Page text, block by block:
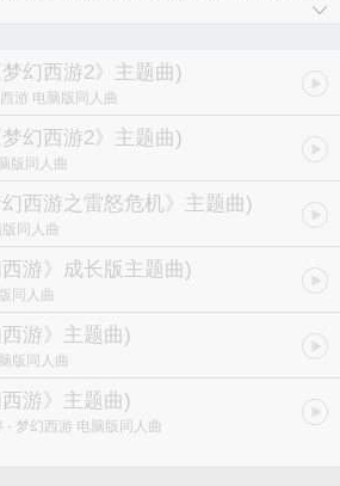
幻西游2》主题曲)
游 电脑版同人曲
幻西游2》主题曲)
版同人曲
西游之雷怒危机》主题曲)
同人曲
游》成长版主题曲)
同人曲
游》主题曲)
版同人曲
游》主题曲)
- 梦幻西游 电脑版同人曲